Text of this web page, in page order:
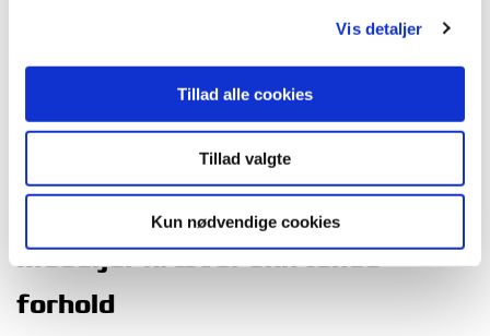
Vis detaljer
Tillad alle cookies
Tillad valgte
Kun nødvendige cookies
springer mere, end man ofte oplever den i Japan.
Af den grund bliver farten højst sandsynligt mere
afgørende end de små, hurtige taktiske
beslutninger.
Medaljer kræver skiftende
forhold